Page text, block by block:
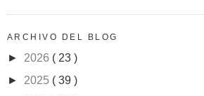
ARCHIVO DEL BLOG
► 2026 ( 23 )
► 2025 ( 39 )